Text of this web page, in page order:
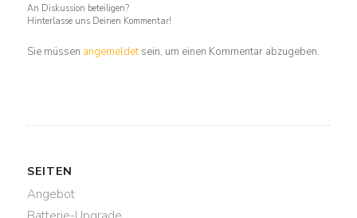
An Diskussion beteiligen?
Hinterlasse uns Deinen Kommentar!
Sie müssen angemeldetsein, um einen Kommentar abzugeben.
SEITEN
Angebot